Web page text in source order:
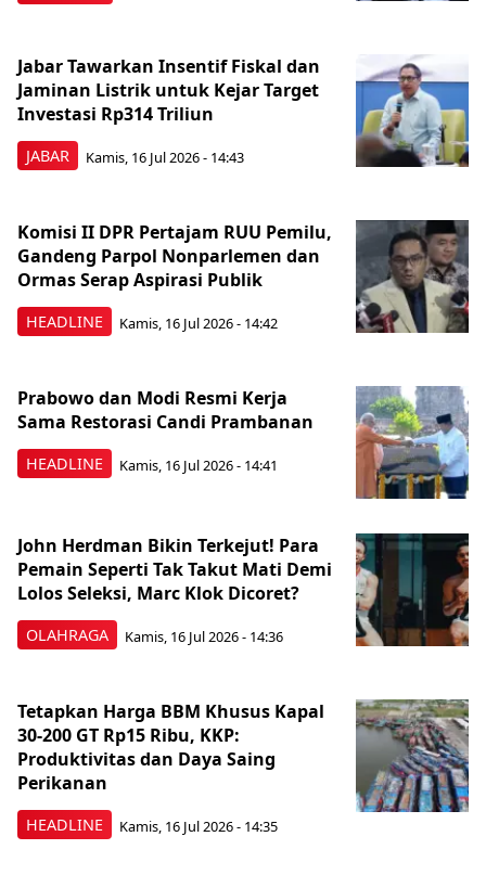
JABAR
Jabar Tawarkan Insentif Fiskal dan
Jaminan Listrik untuk Kejar Target
Investasi Rp314 Triliun
Kamis, 16 Jul 2026 - 14:43
HEADLINE
Komisi II DPR Pertajam RUU Pemilu,
Gandeng Parpol Nonparlemen dan
Ormas Serap Aspirasi Publik
Kamis, 16 Jul 2026 - 14:42
HEADLINE
Prabowo dan Modi Resmi Kerja
Sama Restorasi Candi Prambanan
Kamis, 16 Jul 2026 - 14:41
OLAHRAGA
John Herdman Bikin Terkejut! Para
Pemain Seperti Tak Takut Mati Demi
Lolos Seleksi, Marc Klok Dicoret?
Kamis, 16 Jul 2026 - 14:36
HEADLINE
Tetapkan Harga BBM Khusus Kapal
30-200 GT Rp15 Ribu, KKP:
Produktivitas dan Daya Saing
Perikanan
Kamis, 16 Jul 2026 - 14:35